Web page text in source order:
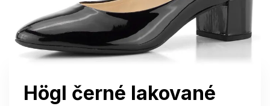
Högl černé lakované